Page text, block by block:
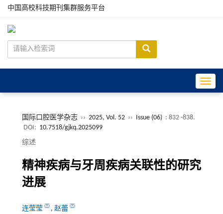
中国高校科技期刊集群服务平台
国际口腔医学杂志 ›› 2025, Vol. 52 ›› Issue (06) : 832 -838.
DOI: 10.7518/gjkq.2025099
综述
精神疾病与牙周疾病关联性的研究
进展
连莹莹 , 赵蕾